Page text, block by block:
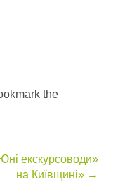
the
екскурсоводи»
на Київщині» →